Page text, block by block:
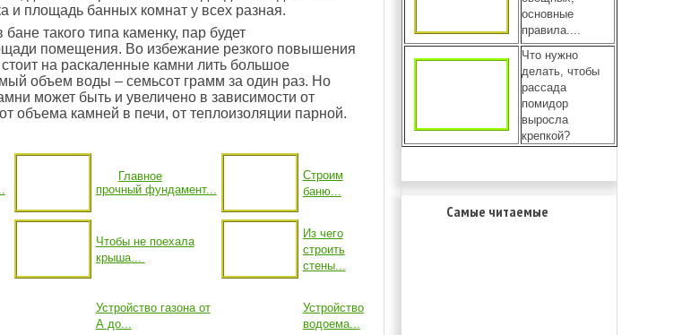
и площадь банных комнат у всех разная.
такого типа каменку, пар будет
помещения. Во избежание резкого повышения
на раскаленные камни лить большое
объем воды – семьсот грамм за один раз. Но
может быть и увеличено в зависимости от
объема камней в печи, от теплоизоляции парной.
Главное
прочный фундамент...
Строим
баню...
Чтобы не поехала
крыша...
Из чего
строить
стены...
Устройство газона от
А до...
Устройство
водоема...
основные
правила....
Что нужно
делать, чтобы
рассада
помидор
выросла
крепкой?
Самые читаемые